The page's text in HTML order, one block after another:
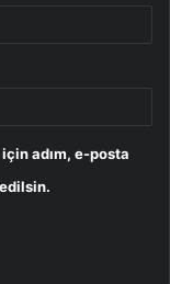
adım, e-posta